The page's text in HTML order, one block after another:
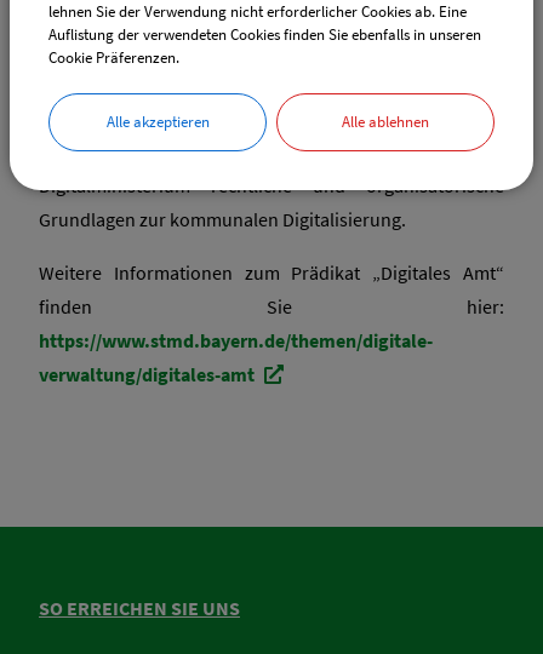
Zusammenschlüsse von Gemeinden sowie
Gemeindeverbände im Freistaat Bayern können diese
erstmalige Bereitstellung von Online-Diensten erhalten.
Mit dem „Grundkurs Digitallotse“ vermittelt das
Digitalministerium rechtliche und organisatorische
Grundlagen zur kommunalen Digitalisierung.
Weitere Informationen zum Prädikat „Digitales Amt“
finden Sie hier:
https://www.stmd.bayern.de/themen/digitale-
verwaltung/digitales-amt
SO ERREICHEN SIE UNS
lehnen Sie der Verwendung nicht erforderlicher Cookies ab. Eine
Auflistung der verwendeten Cookies finden Sie ebenfalls in unseren
Cookie Präferenzen.
Alle akzeptieren Alle ablehnen